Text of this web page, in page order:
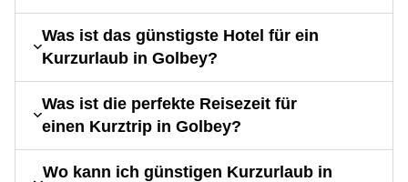
Was ist das günstigste Hotel für ein
Kurzurlaub in Golbey?
Was ist die perfekte Reisezeit für
einen Kurztrip in Golbey?
Wo kann ich günstigen Kurzurlaub in